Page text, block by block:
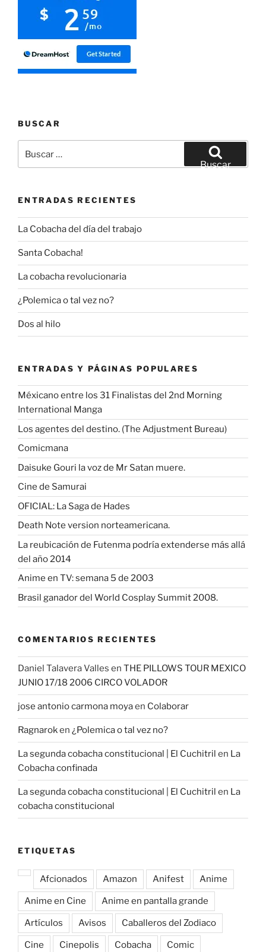
BUSCAR
por:
Buscar
ENTRADAS RECIENTES
La Cobacha del día del trabajo
Santa Cobacha!
La cobacha revolucionaria
¿Polemica o tal vez no?
Dos al hilo
ENTRADAS Y PÁGINAS POPULARES
Méxicano entre los 31 Finalistas del 2nd Morning
International Manga
Los agentes del destino. (The Adjustment Bureau)
Comicmana
Daisuke Gouri la voz de Mr Satan muere.
Cine de Samurai
OFICIAL: La Saga de Hades
Death Note version norteamericana.
La reubicación de Futenma podría extenderse más allá
del año 2014
Anime en TV: semana 5 de 2003
Brasil ganador del World Cosplay Summit 2008.
COMENTARIOS RECIENTES
Daniel Talavera Valles en THE PILLOWS TOUR MEXICO
JUNIO 17/18 2006 CIRCO VOLADOR
jose antonio carmona moyaen Colaborar
Ragnaroken ¿Polemica o tal vez no?
La segunda cobacha constitucional | El Cuchitril en La
Cobacha confinada
La segunda cobacha constitucional | El Cuchitril en La
cobacha constitucional
ETIQUETAS
Afcionados Amazon Anifest Anime
Anime en Cine Anime en pantalla grande
Artículos Avisos Caballeros del Zodiaco
Cine Cinepolis Cobacha Comic